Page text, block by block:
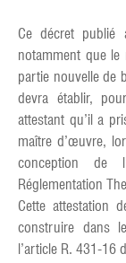
Ce décret
notamment que le
partie nouvelle de
devra établir,
attestant qu’il a
maître d’œuvre,
conception de
Réglementation
Cette attestation
construire dans
l’article R. 431-16